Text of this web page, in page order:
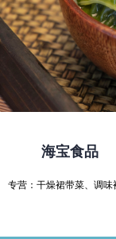
海宝食品
专营：干燥裙带菜、调